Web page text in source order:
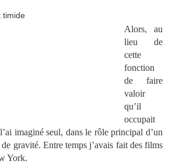
Alors, au
lieu de
cette
fonction
de faire
valoir
qu’il
occupait
imaginé seul, dans le rôle principal d’un
gravité. Entre temps j’avais fait des films
York.